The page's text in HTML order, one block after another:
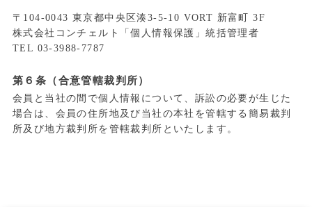
〒104-0043 東京都中央区湊3-5-10 VORT 新富町 3F
株式会社コンチェルト「個人情報保護」統括管理者
TEL 03-3988-7787
第６条（合意管轄裁判所）
会員と当社の間で個人情報について、訴訟の必要が生じた
場合は、会員の住所地及び当社の本社を管轄する簡易裁判
所及び地方裁判所を管轄裁判所といたします。